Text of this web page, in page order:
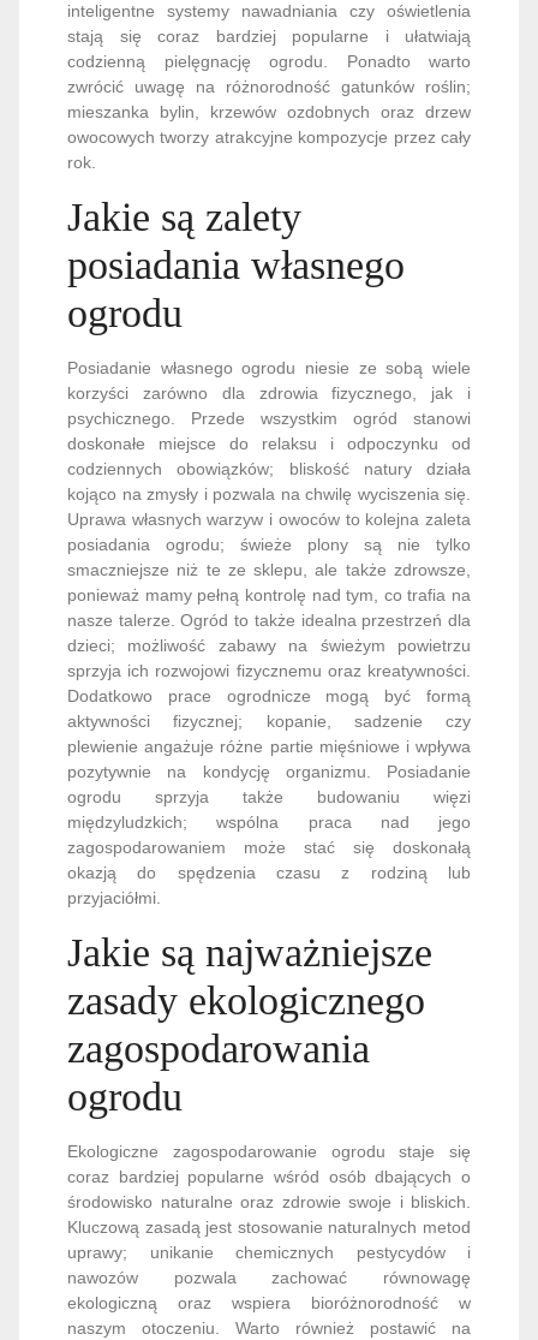
inteligentne systemy nawadniania czy oświetlenia
stają się coraz bardziej popularne i ułatwiają
codzienną pielęgnację ogrodu. Ponadto warto
zwrócić uwagę na różnorodność gatunków roślin;
mieszanka bylin, krzewów ozdobnych oraz drzew
owocowych tworzy atrakcyjne kompozycje przez cały
rok.
Jakie są zalety
posiadania własnego
ogrodu
Posiadanie własnego ogrodu niesie ze sobą wiele
korzyści zarówno dla zdrowia fizycznego, jak i
psychicznego. Przede wszystkim ogród stanowi
doskonałe miejsce do relaksu i odpoczynku od
codziennych obowiązków; bliskość natury działa
kojąco na zmysły i pozwala na chwilę wyciszenia się.
Uprawa własnych warzyw i owoców to kolejna zaleta
posiadania ogrodu; świeże plony są nie tylko
smaczniejsze niż te ze sklepu, ale także zdrowsze,
ponieważ mamy pełną kontrolę nad tym, co trafia na
nasze talerze. Ogród to także idealna przestrzeń dla
dzieci; możliwość zabawy na świeżym powietrzu
sprzyja ich rozwojowi fizycznemu oraz kreatywności.
Dodatkowo prace ogrodnicze mogą być formą
aktywności fizycznej; kopanie, sadzenie czy
plewienie angażuje różne partie mięśniowe i wpływa
pozytywnie na kondycję organizmu. Posiadanie
ogrodu sprzyja także budowaniu więzi
międzyludzkich; wspólna praca nad jego
zagospodarowaniem może stać się doskonałą
okazją do spędzenia czasu z rodziną lub
przyjaciółmi.
Jakie są najważniejsze
zasady ekologicznego
zagospodarowania
ogrodu
Ekologiczne zagospodarowanie ogrodu staje się
coraz bardziej popularne wśród osób dbających o
środowisko naturalne oraz zdrowie swoje i bliskich.
Kluczową zasadą jest stosowanie naturalnych metod
uprawy; unikanie chemicznych pestycydów i
nawozów pozwala zachować równowagę
ekologiczną oraz wspiera bioróżnorodność w
naszym otoczeniu. Warto również postawić na